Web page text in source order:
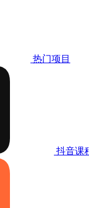
热门项目
抖音课